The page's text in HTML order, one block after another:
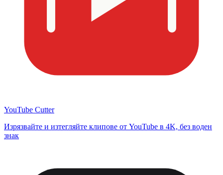
YouTube Cutter
Изрязвайте и изтегляйте клипове от YouTube в 4K, без воден
знак